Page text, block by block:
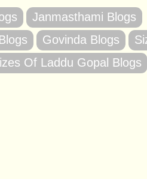
Janmasthami Blogs
Govinda Blogs
Of Laddu Gopal Blogs